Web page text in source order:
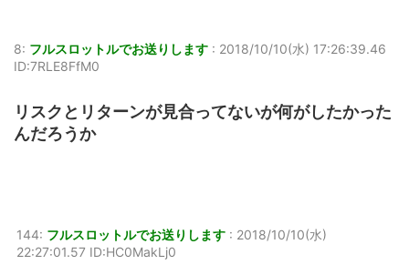
8: フルスロットルでお送りします : 2018/10/10(水) 17:26:39.46
ID:7RLE8FfM0
リスクとリターンが見合ってないが何がしたかった
んだろうか
144: フルスロットルでお送りします : 2018/10/10(水)
22:27:01.57 ID:HC0MakLj0